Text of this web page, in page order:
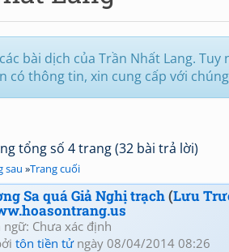
bài dịch của Trần Nhất Lang.
có thông tin, xin cung cấp với
tổng số 4 trang (32 bài trả lời)
sau »Trang cuối
Sa quá Giả Nghị trạch(Lưu
ngữ: Chưa xác định
tôn tiền tửngày 08/04/2014 08:26